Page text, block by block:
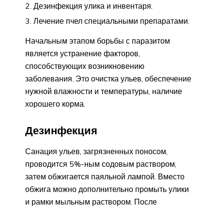
Дезинфекция улика и инвентаря.
Лечение пчел специальными препаратами.
Начальным этапом борьбы с паразитом
является устранение факторов,
способствующих возникновению
заболевания. Это очистка ульев, обеспечение
нужной влажности и температуры, наличие
хорошего корма.
Дезинфекция
Санация ульев, загрязненных поносом,
проводится 5%-ным содовым раствором,
затем обжигается паяльной лампой. Вместо
обжига можно дополнительно промыть улики
и рамки мыльным раствором. После